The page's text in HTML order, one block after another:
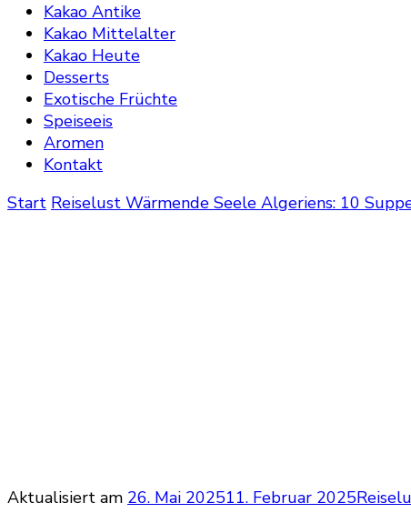
Kakao Antike
Kakao Mittelalter
Kakao Heute
Desserts
Exotische Früchte
Speiseeis
Aromen
Kontakt
Start Reiselust Wärmende Seele Algeriens: 10
Aktualisiert am 26. Mai 202511. Februar 2025